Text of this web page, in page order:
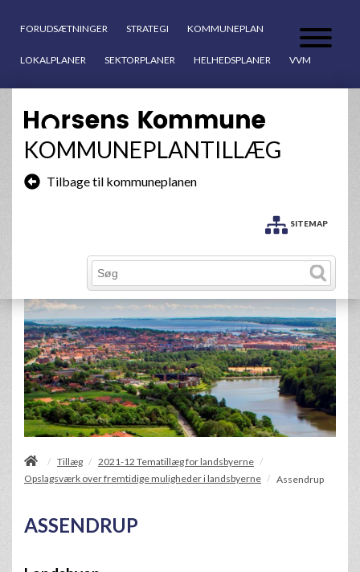
FORUDSÆTNINGER STRATEGI KOMMUNEPLAN
LOKALPLANER SEKTORPLANER HELHEDSPLANER VVM
KOMMUNEPLANTILLÆG
Tilbage til kommuneplanen
SITEMAP
/ Tillæg / 2021-12 Tematillæg for landsbyerne /
Opslagsværk over fremtidige muligheder i landsbyerne / Assendrup
ASSENDRUP